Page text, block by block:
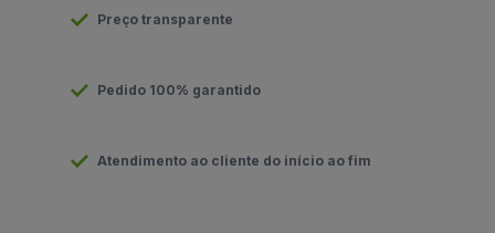
Preço transparente
Pedido 100% garantido
Atendimento ao cliente do início ao fim